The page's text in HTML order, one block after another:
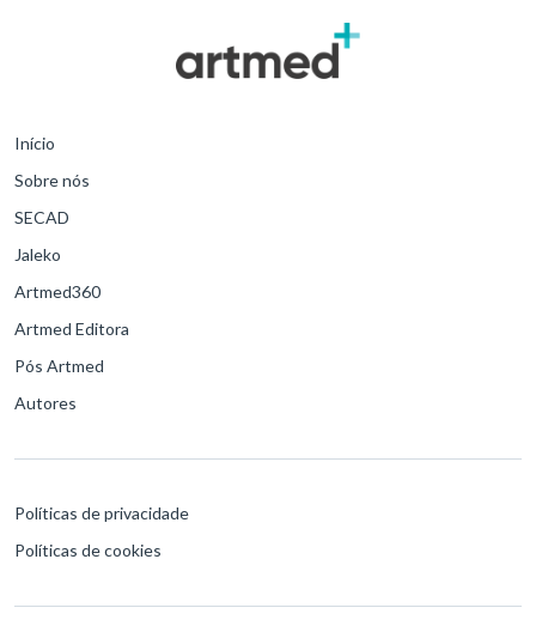
Início
Sobre nós
SECAD
Jaleko
Artmed360
Artmed Editora
Pós Artmed
Autores
Políticas de privacidade
Políticas de cookies